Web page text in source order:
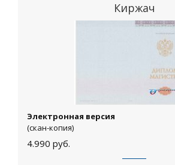
Киржач
Электронная версия
(скан-копия)
4.990 руб.